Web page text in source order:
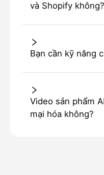
và Shopify không?
Bạn cần kỹ năng
Video sản phẩm
mại hóa không?